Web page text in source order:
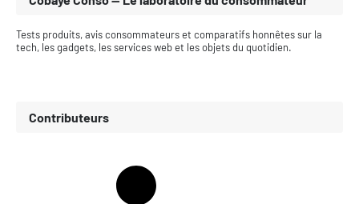
Tests produits, avis consommateurs et comparatifs honnêtes sur la
tech, les gadgets, les services web et les objets du quotidien.
Contributeurs